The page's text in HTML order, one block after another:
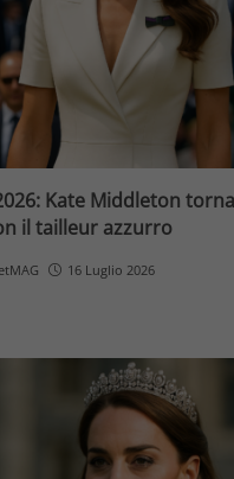
Kate Middleton
il tailleur azzurro
16 Luglio 2026